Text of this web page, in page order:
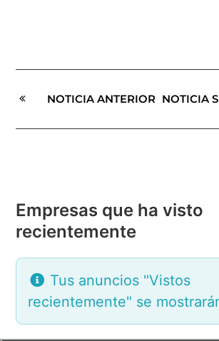
NOTICIA ANTERIOR NOTICIA
Empresas que ha visto
recientemente
Tus anuncios "Vistos
recientemente" se